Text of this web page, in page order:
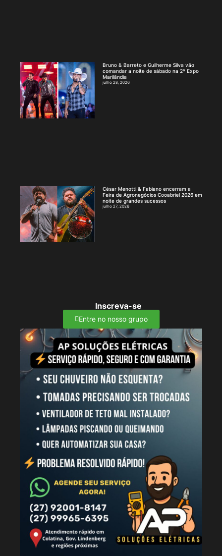
Bruno & Barreto e Guilherme Silva vão
comandar a noite de sábado na 2ª Expo
Marilândia
julho 28, 2026
César Menotti & Fabiano encerram a
Feira de Agronegócios Cooabriel 2026 em
noite de grandes sucessos
julho 27, 2026
Inscreva-se
Entre no nosso grupo